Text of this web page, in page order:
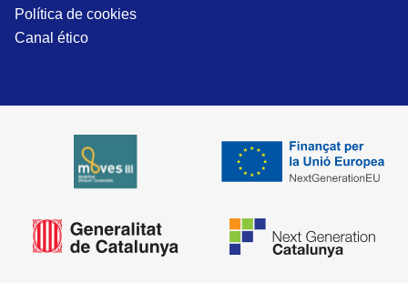
Política de cookies
Canal ético